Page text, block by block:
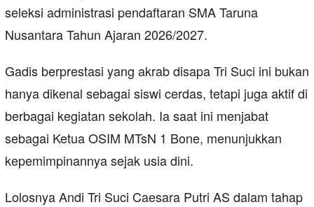
seleksi administrasi pendaftaran SMA Taruna
Nusantara Tahun Ajaran 2026/2027.
Gadis berprestasi yang akrab disapa Tri Suci ini bukan
hanya dikenal sebagai siswi cerdas, tetapi juga aktif di
berbagai kegiatan sekolah. Ia saat ini menjabat
sebagai Ketua OSIM MTsN 1 Bone, menunjukkan
kepemimpinannya sejak usia dini.
Lolosnya Andi Tri Suci Caesara Putri AS dalam tahap